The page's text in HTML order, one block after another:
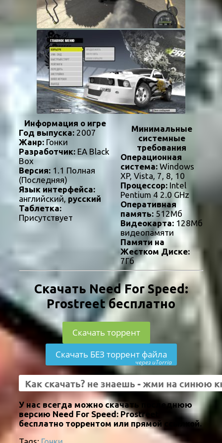
Информация о игре
Год выпуска: 2007
Жанр: Гонки
Разработчик: EA Black
Box
Версия: 1.1 Полная
(Последняя)
Язык интерфейса:
английский, русский
Таблетка:
Присутствует
Минимальные
системные
требования
Операционная
система:Windows
XP, Vista, 7, 8, 10
Процессор:Intel
Pentium 4 2.0 GHz
Оперативная
память:512Мб
Видеокарта:128Мб
видеопамяти
Памяти на
Жестком Диске:
7Гб
Скачать Need For Speed:
Prostreet бесплатно
Скачать торрент
Скачать БЕЗ торрент файла
через uTorria
У нас всегда можно скачать последнюю
версию Need For Speed: Prostreet
бесплатно торрентом или прямой ссылкой.